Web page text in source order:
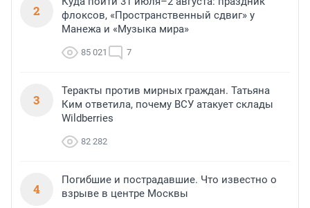
2
флоксов, «Пространственный сдвиг» у
Манежа и «Музыка мира»
85 021 7
3
Теракты против мирных граждан. Татьяна
Ким ответила, почему ВСУ атакует склады
Wildberries
82 282
4
Погибшие и пострадавшие. Что известно о
взрыве в центре Москвы